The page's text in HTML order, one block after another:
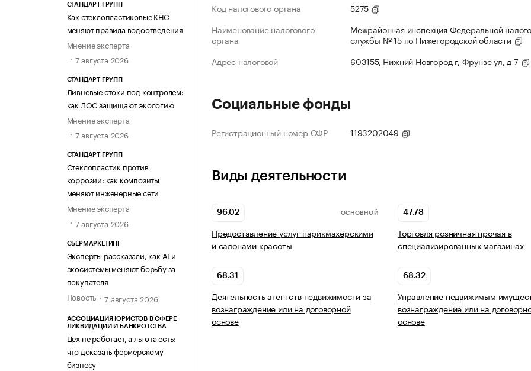
СТАНДАРТ ГРУПП
Как стеклопластиковые КНС
меняют правила водоотведения
Мнение эксперта
7 августа 2026
СТАНДАРТ ГРУПП
Ливневые стоки под контролем:
как ЛОС защищают экологию
Мнение эксперта
7 августа 2026
СТАНДАРТ ГРУПП
Стеклопластик против
коррозии: как композиты
меняют инженерные сети
Мнение эксперта
7 августа 2026
СБЕРМАРКЕТИНГ
Эксперты рассказали, как AI и
экосистемы меняют борьбу за
покупателя
Новость
7 августа 2026
АССОЦИАЦИЯ ЮРИСТОВ В СФЕРЕ
ЛИКВИДАЦИИ И БАНКРОТСТВА
Цех не работает, а льгота есть:
что доказать фермерскому
бизнесу
Код налогового органа
5275
Наименование налогового
органа
Межрайонная инспекция Федеральной
службы № 15 по Нижегородской области
Адрес налоговой
603155, Нижний Новгород г, Фрунзе ул, д 7
Социальные фонды
Регистрационный номер СФР 1193202049
Виды деятельности
96.02 ОСНОВНОЙ
Предоставление услуг парикмахерскими
и салонами красоты
47.78
Торговля розничная прочая в
специализированных магазинах
68.31
Деятельность агентств недвижимости за
вознаграждение или на договорной
основе
68.32
Управление недвижимым
вознаграждение или на
основе